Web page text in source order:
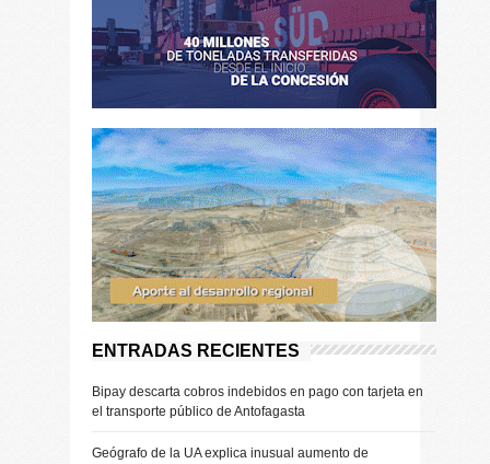
ENTRADAS RECIENTES
Bipay descarta cobros indebidos en pago con tarjeta en
el transporte público de Antofagasta
Geógrafo de la UA explica inusual aumento de